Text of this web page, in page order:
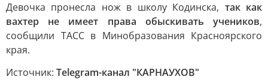
Девочка пронесла нож в школу Кодинска, так как
вахтер не имеет права обыскивать учеников,
сообщили ТАСС в Минобразования Красноярского
края.
Источник: Telegram-канал "КАРНАУХОВ"